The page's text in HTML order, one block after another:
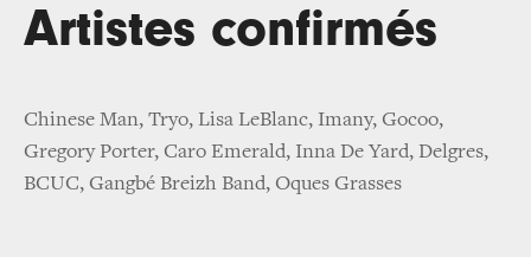
Artistes confirmés
Chinese Man, Tryo, Lisa LeBlanc, Imany, Gocoo,
Gregory Porter, Caro Emerald, Inna De Yard, Delgres,
BCUC, Gangbé Breizh Band, Oques Grasses